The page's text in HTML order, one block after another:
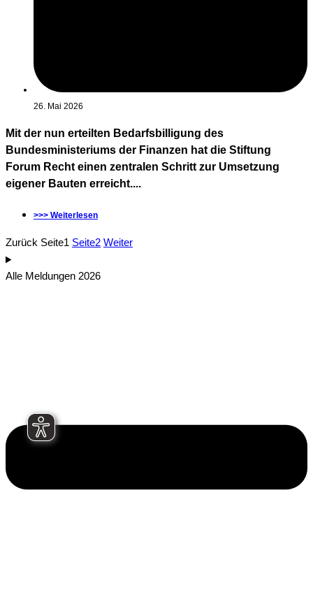
26. Mai 2026
Mit der nun erteilten Bedarfsbilligung des
Bundesministeriums der Finanzen hat die Stiftung
Forum Recht einen zentralen Schritt zur Umsetzung
eigener Bauten erreicht....
>>> Weiterlesen
Zurück Seite1 Seite2 Weiter
Alle Meldungen 2026